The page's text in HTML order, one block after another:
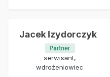
Jacek Izydorczyk
serwisant,
wdrożeniowiec